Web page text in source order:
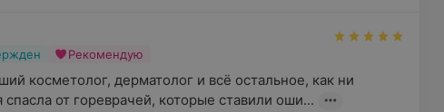
Рекомендую
косметолог, дерматолог и всё остальное, как ни
спасла от гореврачей, которые ставили оши...